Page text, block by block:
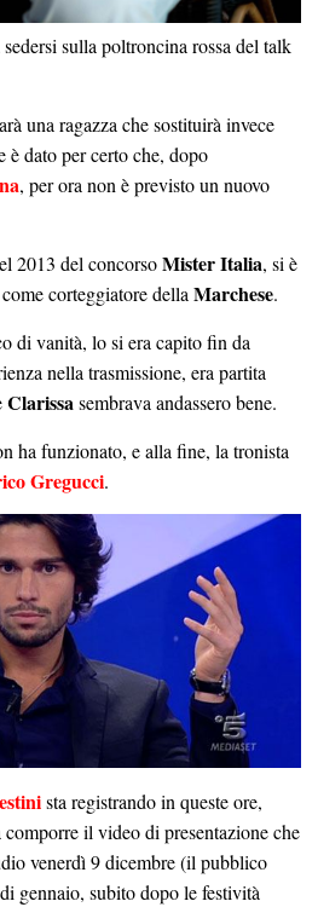
sulla poltroncina rossa del talk
una ragazza che sostituirà invece
è dato per certo che, dopo
, per ora non è previsto un nuovo
2013 del concorsoMister Italia, si è
corteggiatore dellaMarchese.
di vanità, lo si era capito fin da
nella trasmissione, era partita
Clarissasembrava andassero bene.
ha funzionato, e alla fine, la tronista
Gregucci.
sta registrando in queste ore,
il video di presentazione che
venerdì 9 dicembre (il pubblico
gennaio, subito dopo le festività